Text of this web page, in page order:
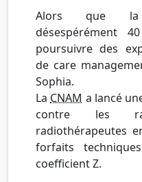
Alors que la
désespérément
poursuivre des
de care
Sophia.
La CNAM a lancé
contre les
radiothérapeutes
forfaits
coefficient Z.